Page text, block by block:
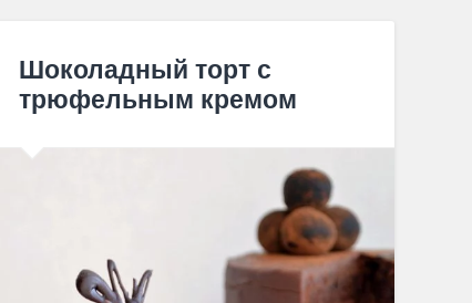
Шоколадный торт с
трюфельным кремом